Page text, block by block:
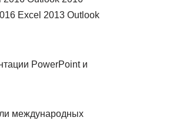
Excel 2013 Outlook
PowerPoint и
международных